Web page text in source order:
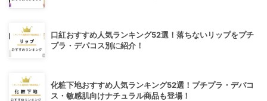
口紅おすすめ人気ランキング52選！落ちないリップをプチ
プラ・デパコス別に紹介！
化粧下地おすすめ人気ランキング52選！プチプラ・デパコ
ス・敏感肌向けナチュラル商品も登場！